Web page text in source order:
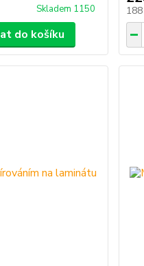
Skladem 1150
do košíku